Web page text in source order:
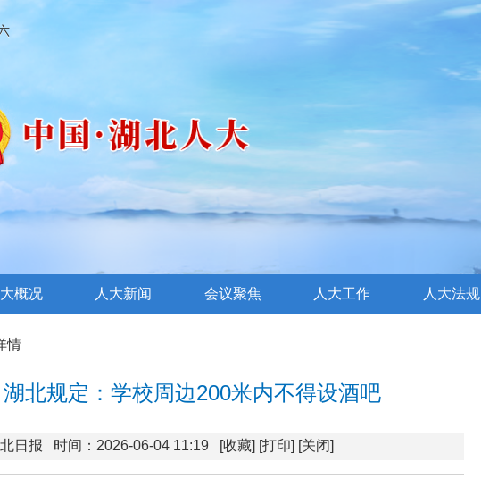
大概况 人大新闻 会议聚焦 人大工作 人大法规
情
北规定：学校周边200米内不得设酒吧
日报 时间：2026-06-04 11:19 [收藏] [打印] [关闭]